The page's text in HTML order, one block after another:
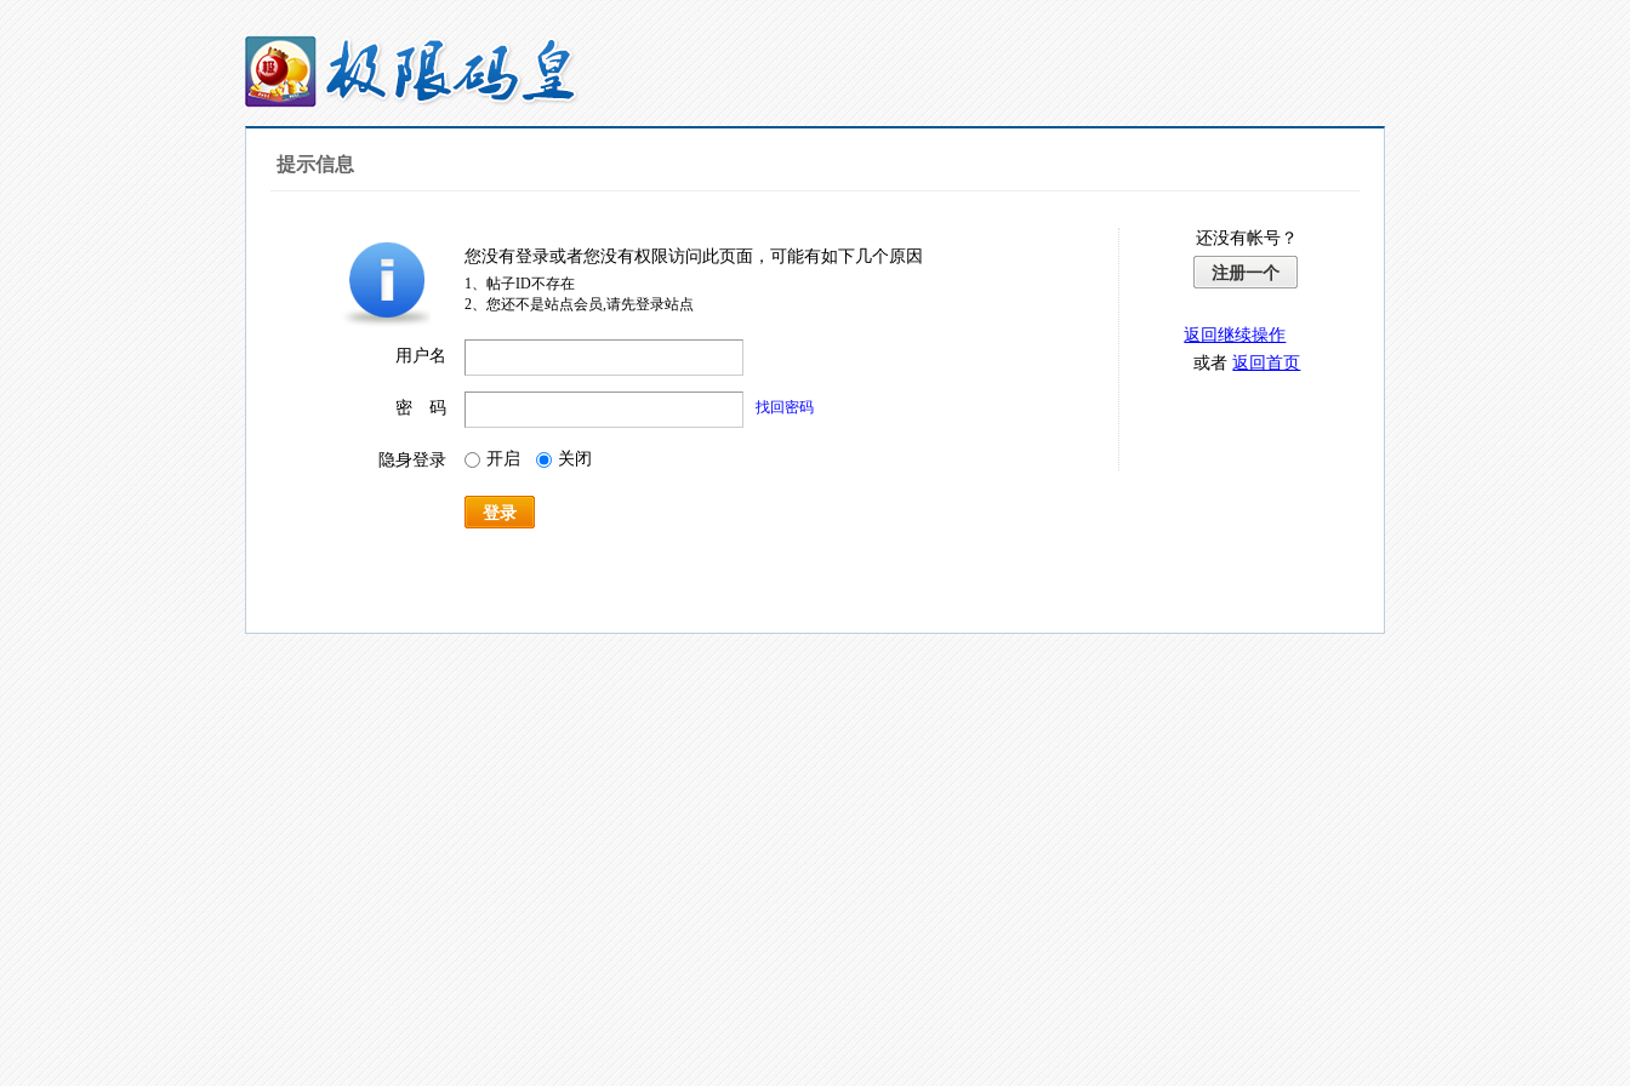
提示信息
您没有登录或者您没有权限访问此页面，可能有如下几个原因
1、帖子ID不存在
2、您还不是站点会员,请先登录站点
用户名
密 码 找回密码
隐身登录 开启 关闭
登录
还没有帐号？
注册一个
返回继续操作
或者返回首页